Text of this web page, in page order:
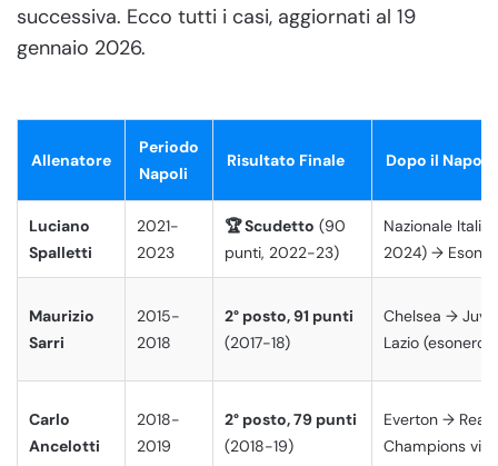
successiva. Ecco tutti i casi, aggiornati al 19
gennaio 2026.
Allenatore
Periodo
Napoli
Risultato Finale Dopo il Napoli
Luciano
Spalletti
2021-
2023
🏆 Scudetto (90
punti, 2022-23)
Nazionale
2024) →
Maurizio
Sarri
2015-
2018
2° posto, 91 punti
(2017-18)
Chelsea →
Lazio (esonero
Carlo
Ancelotti
2018-
2019
2° posto, 79 punti
(2018-19)
Everton → Real
Champions